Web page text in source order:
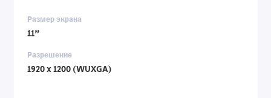
Размер экрана
11"
Разрешение
1920 x 1200 (WUXGA)